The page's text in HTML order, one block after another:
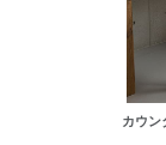
カウ